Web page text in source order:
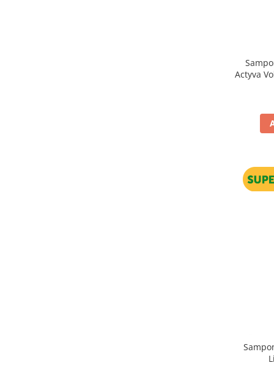
Actyva